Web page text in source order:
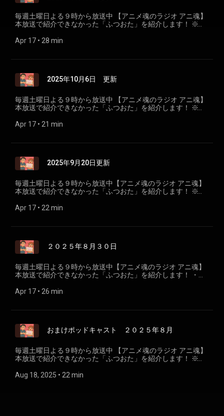
毎週土曜日よる９時から放送中 【アニメ魂のラジオ アニ魂】
本放送で紹介できなかった「ふつおた」を紹介します！ ※更
オ アニ魂】 放送 ラジオ沖縄 毎週土曜日よる９時～１０時
Apr 17 • 28 min
2025年10月6日 更新
毎週土曜日よる９時から放送中 【アニメ魂のラジオ アニ魂】
本放送で紹介できなかった「ふつおた」を紹介します！ ※更
オ アニ魂】 放送 ラジオ沖縄 毎週土曜日よる９時～１０時
Apr 17 • 21 min
2025年9月20日更新
毎週土曜日よる９時から放送中【アニメ魂のラジオ アニ魂】
本放送で紹介できなかった「ふつおた」を紹介します！ ※更
オ アニ魂】 放送 ラジオ沖縄 毎週土曜日よる９時～１０時
Apr 17 • 22 min
２０２５年８月３０日
毎週土曜日よる９時から放送中【アニメ魂のラジオ アニ魂】
本放送で紹介できなかった「ふつおた」を紹介します！ ・ゲ
ャシーさん ・長文熱量モリモリメールに圧倒されるビッキー
ッシュタグ #アニ魂931 ＝＝＝＝＝＝＝＝＝＝＝＝
Apr 17 • 26 min
おまけポッドキャスト ２０２５年８月
毎週土曜日よる９時から放送中 【アニメ魂のラジオ アニ魂】
本放送で紹介できなかった「ふつおた」を紹介します！ ※更
オ アニ魂】 放送 ラジオ沖縄 毎週土曜日よる９時～１０時
Aug 18, 2025 • 22 min